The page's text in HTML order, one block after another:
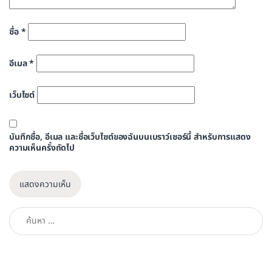
ชื่อ*
อีเมล*
เว็บไซต์
บันทึกชื่อ, อีเมล และชื่อเว็บไซต์ของฉันบนเบราว์เซอร์นี้ สำหรับการแสดง
ความเห็นครั้งถัดไป
ค้นหาสำหรับ: